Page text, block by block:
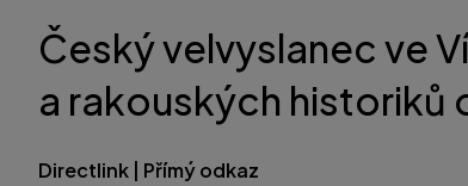
Český velvyslanec ve
a rakouských historiků
Directlink | Přímý odkaz